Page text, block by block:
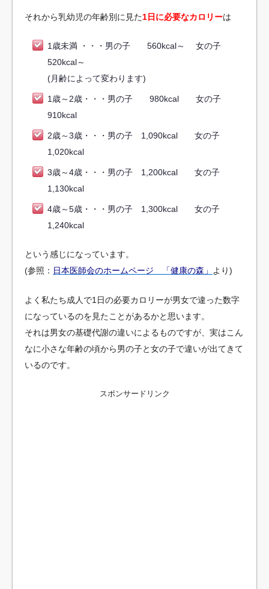
それから乳幼児の年齢別に見た1日に必要なカロリーは
1歳未満 ・・・男の子 560kcal～ 女の子
520kcal～
(月齢によって変わります)
1歳～2歳・・・男の子 980kcal 女の子
910kcal
2歳～3歳・・・男の子 1,090kcal 女の子
1,020kcal
3歳～4歳・・・男の子 1,200kcal 女の子
1,130kcal
4歳～5歳・・・男の子 1,300kcal 女の子
1,240kcal
という感じになっています。
(参照： 日本医師会のホームページ 「健康の森」 より)
よく私たち成人で1日の必要カロリーが男女で違った数字
になっているのを見たことがあるかと思います。
それは男女の基礎代謝の違いによるものですが、実はこん
なに小さな年齢の頃から男の子と女の子で違いが出てきて
いるのです。
スポンサードリンク